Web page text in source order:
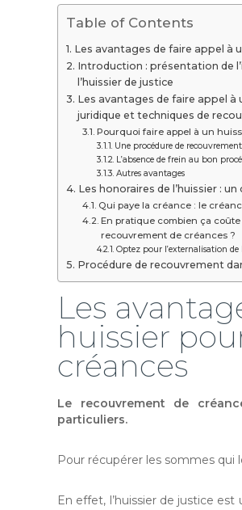
Table of Contents
Les avantages de faire appel à
Introduction : présentation de
l’huissier de justice
Les avantages de faire appel à
juridique et techniques de
Pourquoi faire appel à un
Une procédure de
L’absence de frein au bon
Autres avantages
Les honoraires de l’huissier :
Qui paye la créance : le
En pratique combien ça
recouvrement de créances ?
Optez pour l’externalisation de
Procédure de recouvrement
Les
huissier
créances
Le recouvrement de
particuliers.
Pour récupérer les sommes qui
En effet, l’huissier de justice